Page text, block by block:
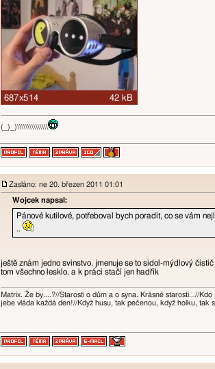
(_)_)\\\\\\\\\\\\\\\
Zasláno: ne 20. březen 2011 01:01
Wojcek napsal:
Pánové kutilové, potřeboval bych poradit, co se vám
..
ještě znám jedno svinstvo. jmenuje se to sidol-mýdlový
tom všechno lesklo. a k práci stačí jen hadřík
Matrix. Že by....?//Starosti o dům a o syna. Krásné starosti...//
jebe vláda každá den!//Když husu, tak pečenou, když holku, tak